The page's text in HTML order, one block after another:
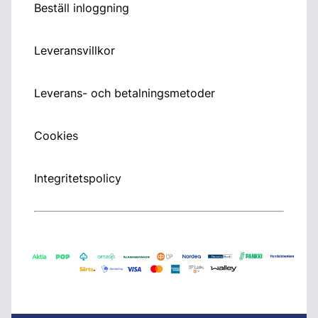
Beställ inloggning
Leveransvillkor
Leverans- och betalningsmetoder
Cookies
Integritetspolicy